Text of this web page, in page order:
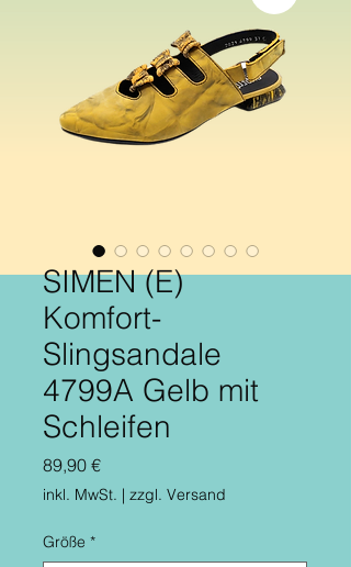
SIMEN (E)
Komfort-
Slingsandale
4799A Gelb mit
Schleifen
89,90 €Preis
inkl. MwSt. | zzgl. Versand
Größe *